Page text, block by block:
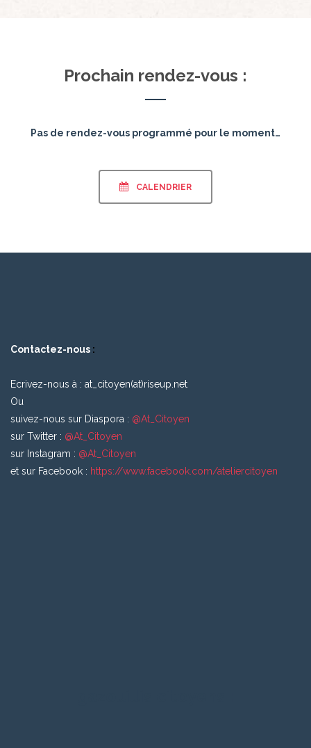
Prochain rendez-vous :
Pas de rendez-vous programmé pour le moment…
CALENDRIER
Contactez-nous :
Ecrivez-nous à : at_citoyen(at)riseup.net
Ou
suivez-nous sur Diaspora : @At_Citoyen
sur Twitter : @At_Citoyen
sur Instagram : @At_Citoyen
et sur Facebook : https://www.facebook.com/ateliercitoyen